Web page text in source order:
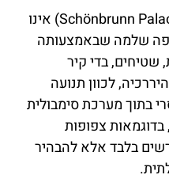
הטקסטיל בארמון שנברון (Schönbrunn Palace) אינו
שלמה שבאמצעותה
שטיחים, בדי קיר
לכוון תנועה
בתוך מערכת סימבולית
צפופות
בלבד אלא להבהיר